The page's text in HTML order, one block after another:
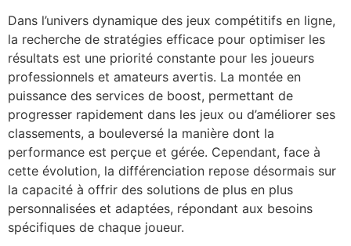
Dans l’univers dynamique des jeux compétitifs en ligne,
la recherche de stratégies efficace pour optimiser les
résultats est une priorité constante pour les joueurs
professionnels et amateurs avertis. La montée en
puissance des services de boost, permettant de
progresser rapidement dans les jeux ou d’améliorer ses
classements, a bouleversé la manière dont la
performance est perçue et gérée. Cependant, face à
cette évolution, la différenciation repose désormais sur
la capacité à offrir des solutions de plus en plus
personnalisées et adaptées, répondant aux besoins
spécifiques de chaque joueur.